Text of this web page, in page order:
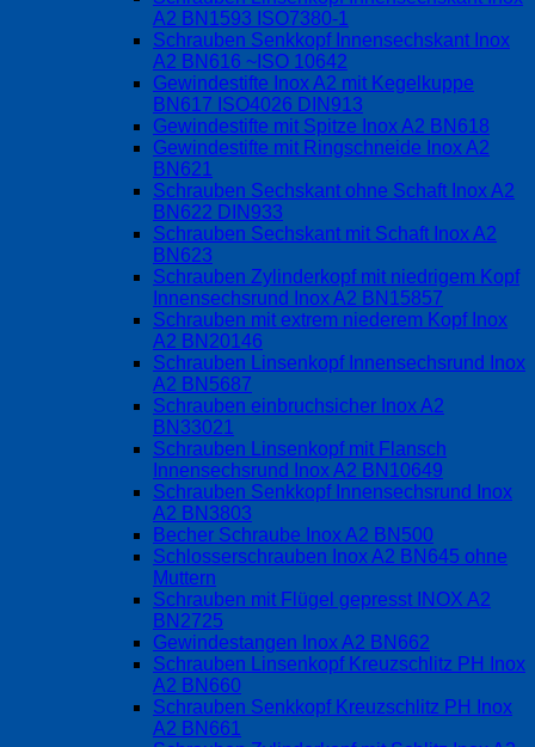
A2 BN1593 ISO7380-1
Schrauben Senkkopf Innensechskant Inox
A2 BN616 ~ISO 10642
Gewindestifte Inox A2 mit Kegelkuppe
BN617 ISO4026 DIN913
Gewindestifte mit Spitze Inox A2 BN618
Gewindestifte mit Ringschneide Inox A2
BN621
Schrauben Sechskant ohne Schaft Inox A2
BN622 DIN933
Schrauben Sechskant mit Schaft Inox A2
BN623
Schrauben Zylinderkopf mit niedrigem Kopf
Innensechsrund Inox A2 BN15857
Schrauben mit extrem niederem Kopf Inox
A2 BN20146
Schrauben Linsenkopf Innensechsrund Inox
A2 BN5687
Schrauben einbruchsicher Inox A2
BN33021
Schrauben Linsenkopf mit Flansch
Innensechsrund Inox A2 BN10649
Schrauben Senkkopf Innensechsrund Inox
A2 BN3803
Becher Schraube Inox A2 BN500
Schlosserschrauben Inox A2 BN645 ohne
Muttern
Schrauben mit Flügel gepresst INOX A2
BN2725
Gewindestangen Inox A2 BN662
Schrauben Linsenkopf Kreuzschlitz PH Inox
A2 BN660
Schrauben Senkkopf Kreuzschlitz PH Inox
A2 BN661